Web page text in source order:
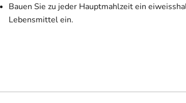
Bauen Sie zu jeder Hauptmahlzeit ein
Lebensmittel ein.